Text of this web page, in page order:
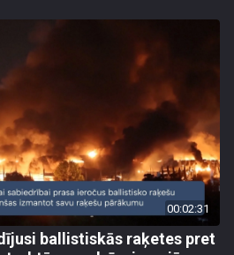
00:02:31
ballistiskās raķetes pret